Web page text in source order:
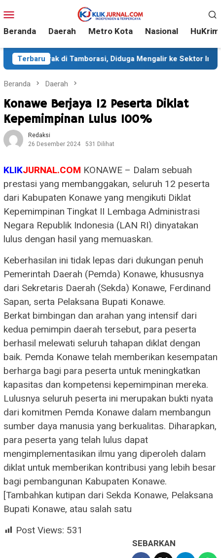
ke
kontenMobile
Beranda Daerah Metro Kota Nasional HuKrim
Terbaru
Tamborasi, Diduga Mengalir ke Sektor Industri
Beranda Daerah
Konawe Berjaya 12 Peserta Diklat
Kepemimpinan Lulus 100%
Redaksi
26 Desember 2024 531 Dilihat
KLIKJURNAL.COM KONAWE – Dalam sebuah
prestasi yang membanggakan, seluruh 12 peserta
dari Kabupaten Konawe yang mengikuti Diklat
Kepemimpinan Tingkat II Lembaga Administrasi
Negara Republik Indonesia (LAN RI) dinyatakan
lulus dengan hasil yang memuaskan.
Keberhasilan ini tidak lepas dari dukungan penuh
Pemerintah Daerah (Pemda) Konawe, khususnya
dari Sekretaris Daerah (Sekda) Konawe, Ferdinand
Sapan, serta Pelaksana Bupati Konawe.
Berkat bimbingan dan arahan yang intensif dari
kedua pemimpin daerah tersebut, para peserta
berhasil melewati seluruh tahapan diklat dengan
baik. Pemda Konawe telah memberikan kesempatan
berharga bagi para peserta untuk meningkatkan
kapasitas dan kompetensi kepemimpinan mereka.
Lulusnya seluruh peserta ini merupakan bukti nyata
dari komitmen Pemda Konawe dalam membangun
sumber daya manusia yang berkualitas. Diharapkan,
para peserta yang telah lulus dapat
mengimplementasikan ilmu yang diperoleh dalam
diklat untuk memberikan kontribusi yang lebih besar
bagi pembangunan Kabupaten Konawe.
[Tambahkan kutipan dari Sekda Konawe, Pelaksana
Bupati Konawe, atau salah satu
Post Views: 531
SEBARKAN